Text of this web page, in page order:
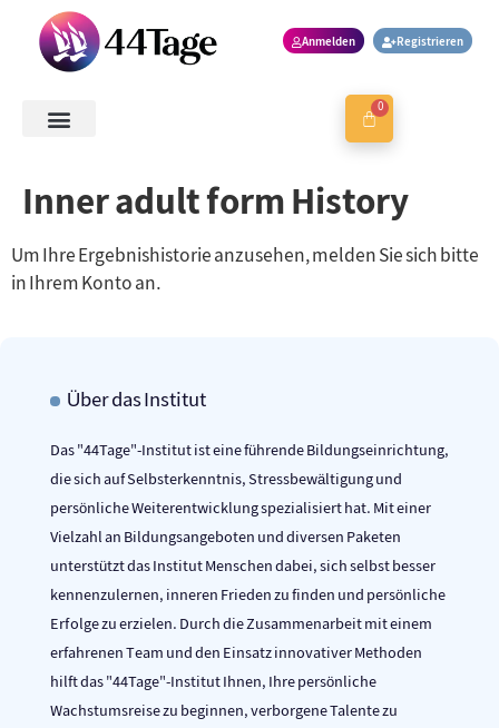
Anmelden Registrieren
0
Inner adult form History
Um Ihre Ergebnishistorie anzusehen, melden Sie sich bitte
in Ihrem Konto an.
Über das Institut
Das "44Tage"-Institut ist eine führende Bildungseinrichtung,
die sich auf Selbsterkenntnis, Stressbewältigung und
persönliche Weiterentwicklung spezialisiert hat. Mit einer
Vielzahl an Bildungsangeboten und diversen Paketen
unterstützt das Institut Menschen dabei, sich selbst besser
kennenzulernen, inneren Frieden zu finden und persönliche
Erfolge zu erzielen. Durch die Zusammenarbeit mit einem
erfahrenen Team und den Einsatz innovativer Methoden
hilft das "44Tage"-Institut Ihnen, Ihre persönliche
Wachstumsreise zu beginnen, verborgene Talente zu